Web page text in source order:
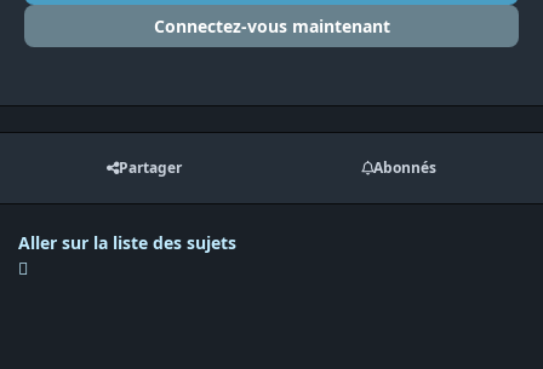
Connectez-vous maintenant
Partager Abonnés
Aller sur la liste des sujets